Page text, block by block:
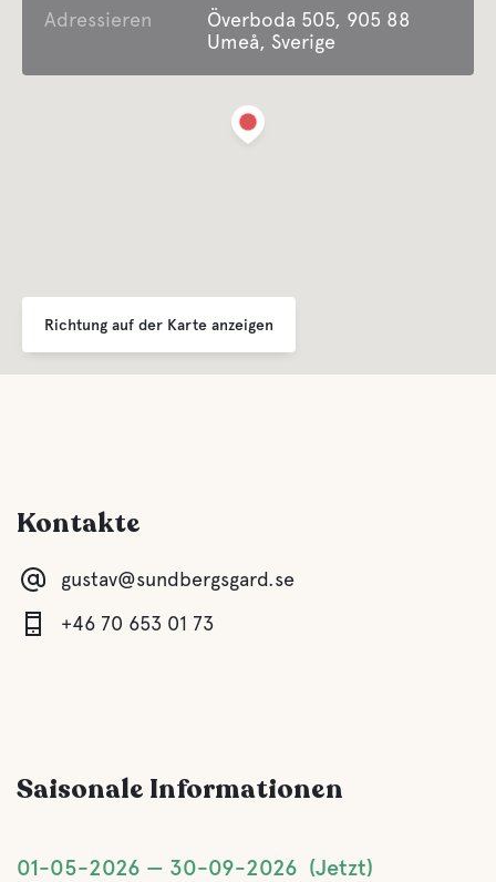
Haustierfreundlich
Aktivitäten
Bootsverleih
Adressieren
Överboda 505, 905 88
Umeå, Sverige
Richtung auf der Karte anzeigen
Kontakte
gustav@sundbergsgard.se
+46 70 653 01 73
Saisonale Informationen
01-05-2026 30-09-2026 Jetzt